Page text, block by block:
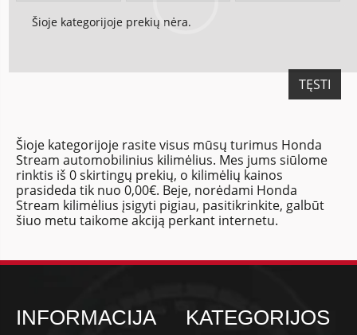
Šioje kategorijoje prekių nėra.
TĘSTI
Šioje kategorijoje rasite visus mūsų turimus Honda
Stream automobilinius kilimėlius. Mes jums siūlome
rinktis iš 0 skirtingų prekių, o kilimėlių kainos
prasideda tik nuo 0,00€. Beje, norėdami Honda
Stream kilimėlius įsigyti pigiau, pasitikrinkite, galbūt
šiuo metu taikome akciją perkant internetu.
INFORMACIJA KATEGORIJOS